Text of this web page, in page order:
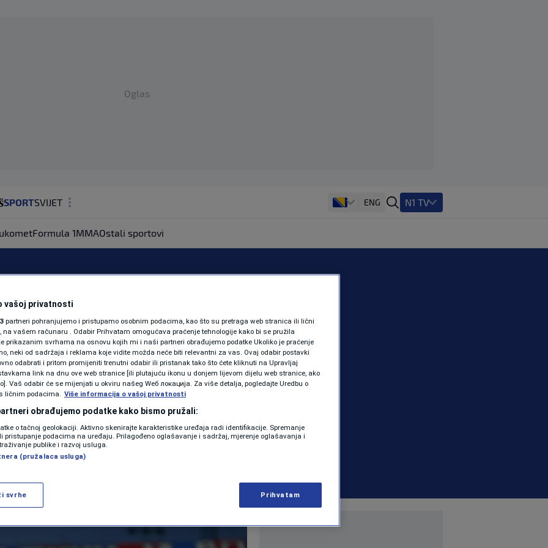
Oglas
SPORTSVIJET
ZDRAVLJE
SHOWBIZ
KOLUMNE
PODCAST
N1 SPECIJAL
FENOMENI
NEISTRAŽENO
VIRALNO
ENG N1 TV
Formula 1MMAOstali sportovi
Zrinjski u
borbu za
NOGOMET 0 komentara
Više
vašoj privatnosti
partneri pohranjujemo i pristupamo osobnim podacima, kao što su pretraga web stranica ili lični
na vašem računaru . Odabir Prihvatam omogućava praćenje tehnologije kako bi se pružila
prikazanim svrhama na osnovu kojih mi i naši partneri obrađujemo podatke Ukoliko je praćenje
neki od sadržaja i reklama koje vidite možda neće biti relevantni za vas. Ovaj odabir postavki
odabrati i pritom promijeniti trenutni odabir ili pristanak tako što ćete kliknuti na Upravljaj
link na dnu ove web stranice [ili plutajuću ikonu u donjem lijevom dijelu web stranice, ako
Vaš odabir će se mijenjati u okviru našeg Wеб локација. Za više detalja, pogledajte Uredbu o
ličnim podacima. Više informacija o vašoj privatnosti
obrađujemo podatke kako bismo pružali:
o tačnoj geolokaciji. Aktivno skenirajte karakteristike uređaja radi identifikacije. Spremanje
pristupanje podacima na uređaju. Prilagođeno oglašavanje i sadržaj, mjerenje oglašavanja i
publike i razvoj usluga.
(pružalaca usluga)
svrhe Prihvatam